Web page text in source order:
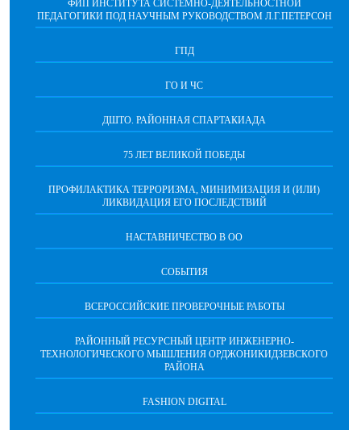
ФИП ИНСТИТУТА СИСТЕМНО-ДЕЯТЕЛЬНОСТНОЙ
ПЕДАГОГИКИ ПОД НАУЧНЫМ РУКОВОДСТВОМ Л.Г.ПЕТЕРСОН
ГПД
ГО И ЧС
ДШТО. РАЙОННАЯ СПАРТАКИАДА
75 ЛЕТ ВЕЛИКОЙ ПОБЕДЫ
ПРОФИЛАКТИКА ТЕРРОРИЗМА, МИНИМИЗАЦИЯ И (ИЛИ)
ЛИКВИДАЦИЯ ЕГО ПОСЛЕДСТВИЙ
НАСТАВНИЧЕСТВО В ОО
СОБЫТИЯ
ВСЕРОССИЙСКИЕ ПРОВЕРОЧНЫЕ РАБОТЫ
РАЙОННЫЙ РЕСУРСНЫЙ ЦЕНТР ИНЖЕНЕРНО-
ТЕХНОЛОГИЧЕСКОГО МЫШЛЕНИЯ ОРДЖОНИКИДЗЕВСКОГО
РАЙОНА
FASHION DIGITAL